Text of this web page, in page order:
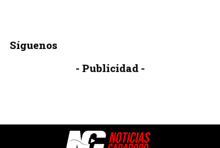
Síguenos
- Publicidad -